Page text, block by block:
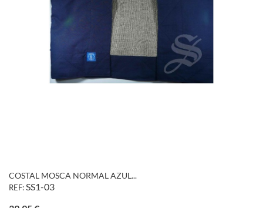
COSTAL MOSCA NORMAL AZUL...
REF:SS1-03